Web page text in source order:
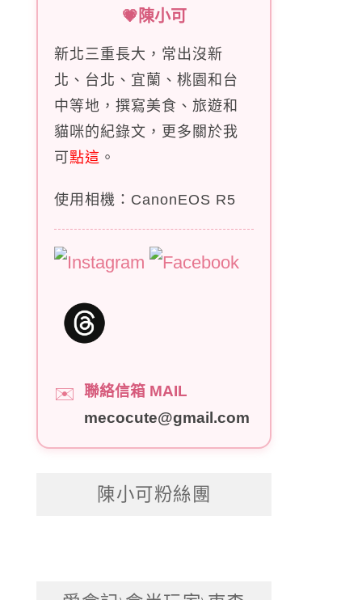
💗陳小可
新北三重長大，常出沒新
北、台北、宜蘭、桃園和台
中等地，撰寫美食、旅遊和
貓咪的紀錄文，更多關於我
可點這 。
使用相機：CanonEOS R5
✉️
聯絡信箱 MAIL
mecocute@gmail.com
陳小可粉絲團